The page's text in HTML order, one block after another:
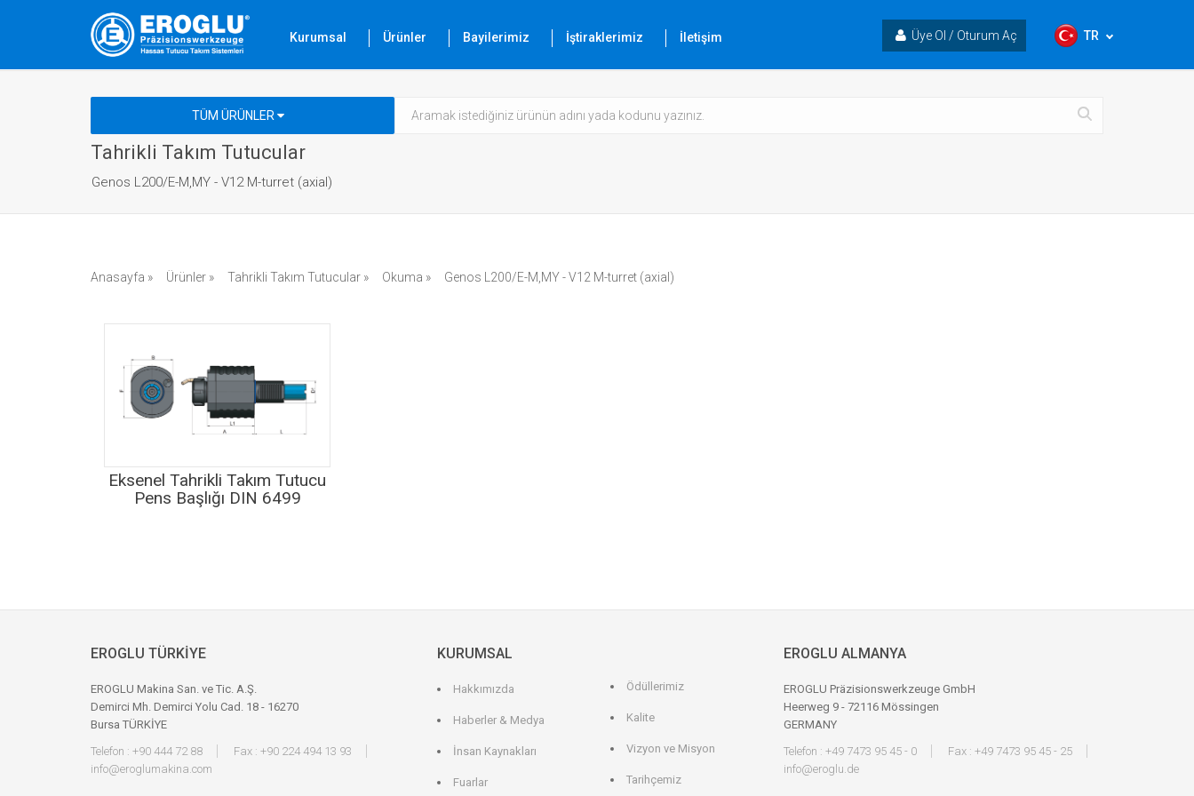
Kurumsal Ürünler Bayilerimiz İştiraklerimiz İletişim TR
Üye Ol / Oturum Aç
TÜM ÜRÜNLER
Tahrikli Takım Tutucular
Genos L200/E-M,MY - V12 M-turret (axial)
Anasayfa » Ürünler » Tahrikli Takım Tutucular » Okuma » Genos L200/E-M,MY - V12 M-turret (axial)
Eksenel Tahrikli Takım Tutucu
Pens Başlığı DIN 6499
EROGLU TÜRKİYE
EROGLU Makina San. ve Tic. A.Ş.
Demirci Mh. Demirci Yolu Cad. 18 - 16270
Bursa TÜRKİYE
Telefon : +90 444 72 88
Fax : +90 224 494 13 93
info@eroglumakina.com
KURUMSAL
Hakkımızda
Haberler & Medya
İnsan Kaynakları
Fuarlar
Ödüllerimiz
Kalite
Vizyon ve Misyon
Tarihçemiz
EROGLU ALMANYA
EROGLU Präzisionswerkzeuge GmbH
Heerweg 9 - 72116 Mössingen
GERMANY
Telefon : +49 7473 95 45 - 0
Fax : +49 7473 95 45 - 25
info@eroglu.de